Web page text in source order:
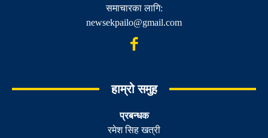
समाचारका लागि:
newsekpailo@gmail.com
हाम्रो समुह
प्रबन्धक
रमेश सिह खत्री